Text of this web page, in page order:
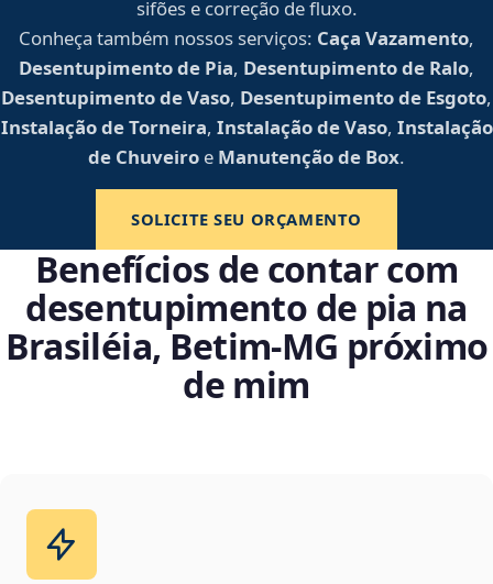
sifões e correção de fluxo.
Conheça também nossos serviços: Caça Vazamento,
Desentupimento de Pia, Desentupimento de Ralo,
Desentupimento de Vaso, Desentupimento de Esgoto,
Instalação de Torneira, Instalação de Vaso, Instalação
de Chuveiro e Manutenção de Box.
SOLICITE SEU ORÇAMENTO
Benefícios de contar com
desentupimento de pia na
Brasiléia, Betim‑MG próximo
de mim